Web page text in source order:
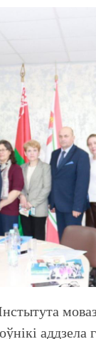
аддзела